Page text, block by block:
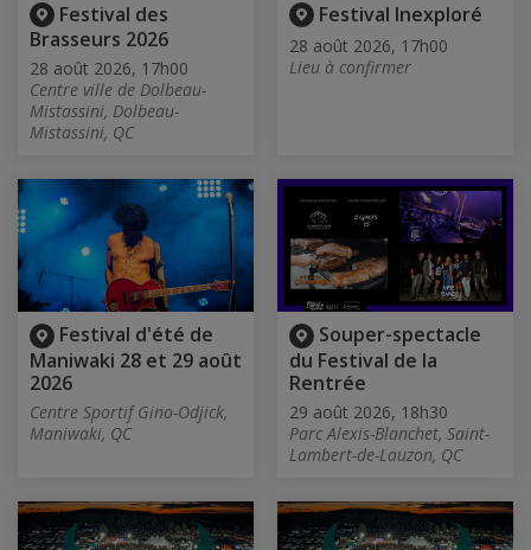
Festival des
Brasseurs 2026
28 août 2026, 17h00
Centre ville de Dolbeau-
Mistassini, Dolbeau-
Mistassini, QC
Festival Inexploré
28 août 2026, 17h00
Lieu à confirmer
Festival d'été de
Maniwaki 28 et 29 août
2026
Centre Sportif Gino-Odjick,
Maniwaki, QC
Souper-spectacle
du Festival de la
Rentrée
29 août 2026, 18h30
Parc Alexis-Blanchet, Saint-
Lambert-de-Lauzon, QC